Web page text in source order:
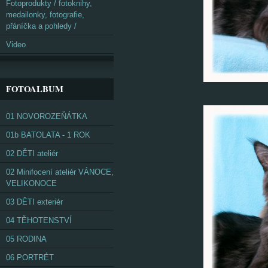
Fotoprodukty / fotoknihy,
medailonky, fotografie,
přáníčka a pohledy /
Video
FOTOALBUM
01 NOVOROZEŇÁTKA
01b BATOLATA - 1 ROK
02 DĚTI ateliér
02 Minifocení ateliér VÁNOCE,
VELIKONOCE
03 DĚTI exteriér
04 TĚHOTENSTVÍ
05 RODINA
06 PORTRÉT